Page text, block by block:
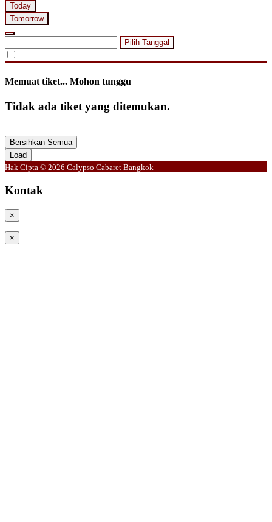
Today
Tomorrow
Pilih Tanggal
Memuat tiket... Mohon tunggu
Tidak ada tiket yang ditemukan.
Bersihkan Semua
Load
Hak Cipta © 2026 Calypso Cabaret Bangkok
Kontak
×
×